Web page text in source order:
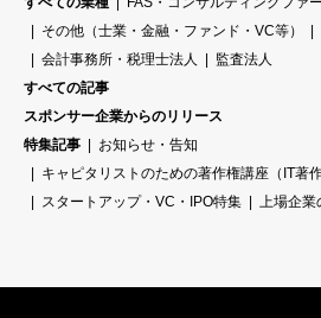
その他（士業・金融・ファンド・VC等）
会計事務所・税理士法人
監査法人
すべての記事
スポンサー企業からのリリース
特集記事
お知らせ・告知
キャピタリストのための著作権講座（IT著作
スタートアップ・VC・IPO特集
上場企